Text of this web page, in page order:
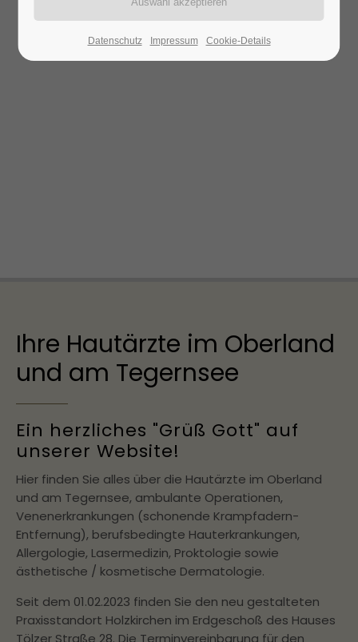
Ihre Hautärzte im Oberland
und am Tegernsee
Ein herzliches "Grüß Gott" auf
unserer Website!
Hier finden Sie alles über die Hautärzte im Oberland
und am Tegernsee, ambulante Operationen,
Venenerkrankungen (schonende Krampfadern-
Entfernung), berufsbedingte Hauterkrankungen,
Allergologie, Lasermedizin, Proktologie sowie
ästhetische / kosmetische Dermatologie.
Seit dem 01.02.2023 finden Sie den neu gestalteten
Praxisstandort Holzkirchen im Erdgeschoß des Hauses
Tölzer Straße 28. Die Terminvereinbarung für den
Datenschutz Impressum Cookie-Details